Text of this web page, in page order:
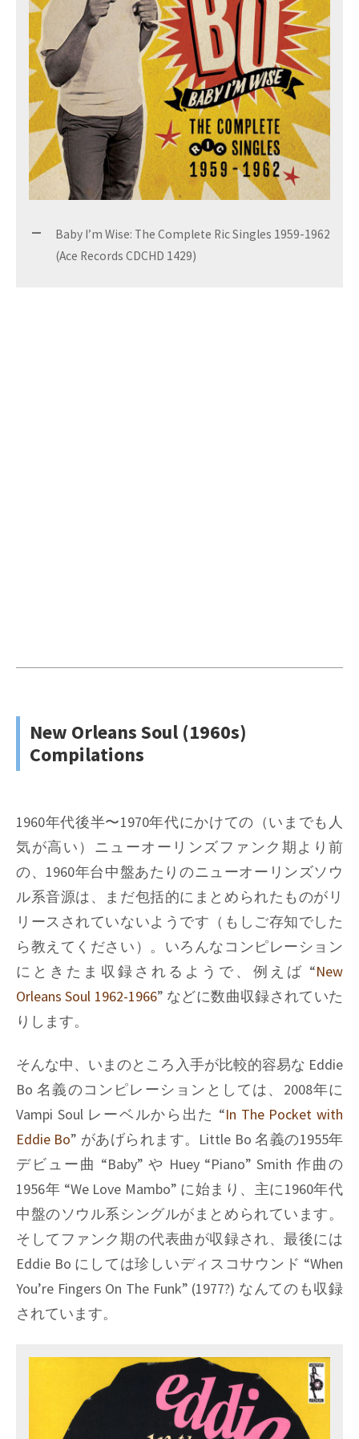
Baby I’m Wise: The Complete Ric Singles 1959-1962
(Ace Records CDCHD 1429)
New Orleans Soul (1960s)
Compilations
1960年代後半〜1970年代にかけての（いまでも人
気が高い）ニューオーリンズファンク期より前
の、1960年台中盤あたりのニューオーリンズソウ
ル系音源は、まだ包括的にまとめられたものがリ
リースされていないようです（もしご存知でした
ら教えてください）。いろんなコンピレーション
にときたま収録されるようで、例えば “New
Orleans Soul 1962-1966” などに数曲収録されていた
りします。
そんな中、いまのところ入手が比較的容易な Eddie
Bo 名義のコンピレーションとしては、2008年に
Vampi Soul レーベルから出た “In The Pocket with
Eddie Bo” があげられます。Little Bo 名義の1955年
デビュー曲 “Baby” や Huey “Piano” Smith 作曲の
1956年 “We Love Mambo” に始まり、主に1960年代
中盤のソウル系シングルがまとめられています。
そしてファンク期の代表曲が収録され、最後には
Eddie Bo にしては珍しいディスコサウンド “When
You’re Fingers On The Funk” (1977?) なんてのも収録
されています。